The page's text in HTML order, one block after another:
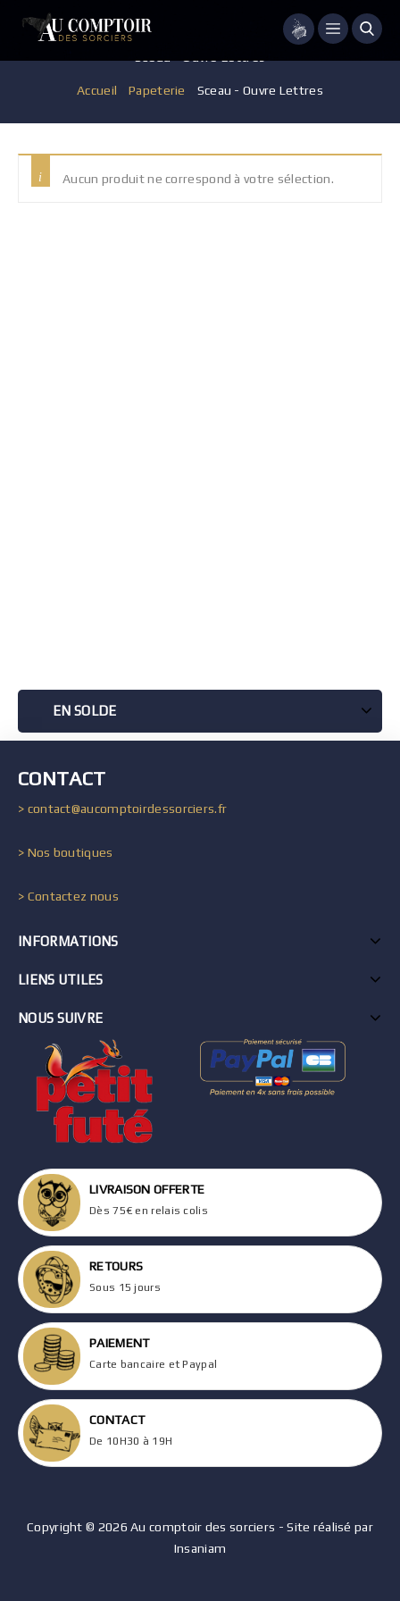
Menu
Accueil /Papeterie Sceau - Ouvre Lettres
Aucun produit ne correspond à votre sélection.
EN SOLDE
CONTACT
> contact@aucomptoirdessorciers.fr
> Nos boutiques
> Contactez nous
INFORMATIONS
LIENS UTILES
NOUS SUIVRE
LIVRAISON OFFERTE
Dès 75€ en relais colis
RETOURS
Sous 15 jours
PAIEMENT
Carte bancaire et Paypal
CONTACT
De 10H30 à 19H
Copyright © 2026 Au comptoir des sorciers - Site réalisé par
Insaniam